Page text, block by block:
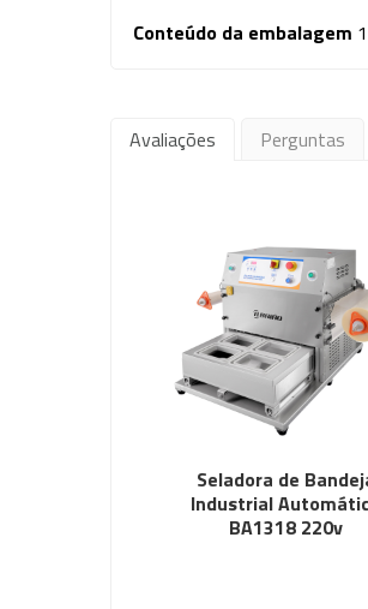
Conteúdo da embalagem
Avaliações Perguntas
Seladora de
Industrial
BA1318 220v